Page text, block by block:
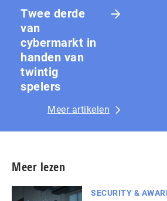
Twee derde
van
cybermarkt in
handen van
twintig
spelers
Meer artikelen
Meer lezen
SECURITY &